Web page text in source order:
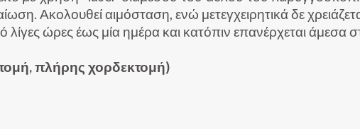
Ακολουθεί αιμόσταση, ενώ μετεγχειρητικά δε
ώρες έως μία ημέρα και κατόπιν επανέρχεται άμεσα
πλήρης χορδεκτομή)